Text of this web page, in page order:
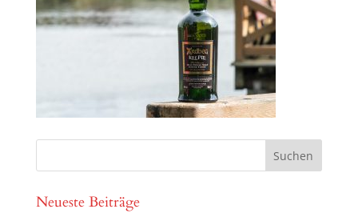
Neueste Beiträge